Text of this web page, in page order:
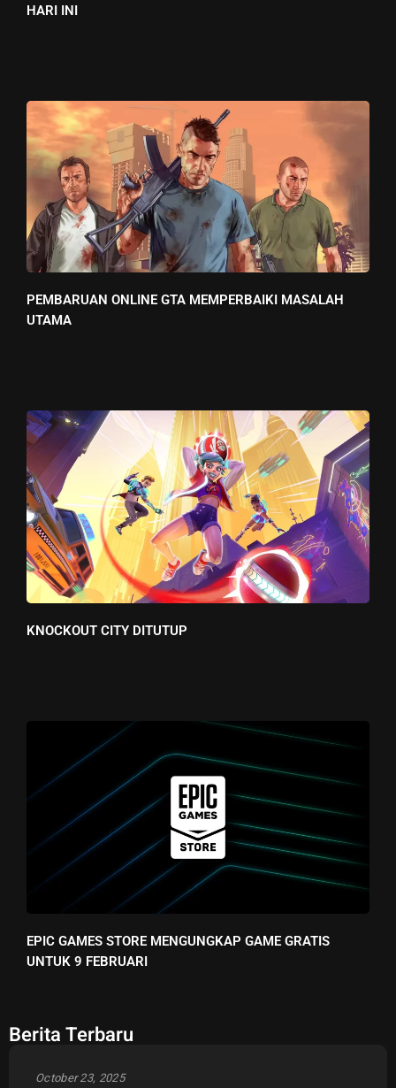
HARI INI
PEMBARUAN ONLINE GTA MEMPERBAIKI MASALAH
UTAMA
KNOCKOUT CITY DITUTUP
EPIC GAMES STORE MENGUNGKAP GAME GRATIS
UNTUK 9 FEBRUARI
Berita Terbaru
October 23, 2025